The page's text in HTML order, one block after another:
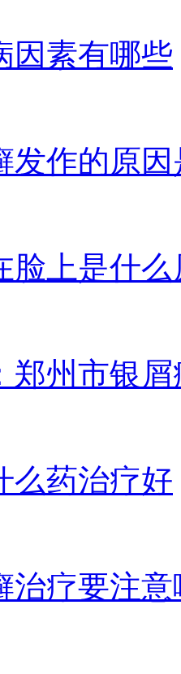
因素有哪些
发作的原
脸上是什么
郑州市银
么药治疗好
治疗要注